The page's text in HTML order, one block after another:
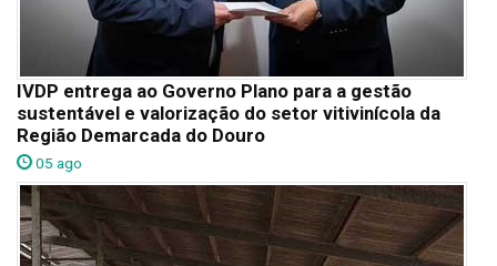
IVDP entrega ao Governo Plano para a gestão
sustentável e valorização do setor vitivinícola da
Região Demarcada do Douro
05 ago